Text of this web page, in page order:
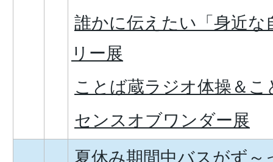
誰かに伝えたい「身近
リー展
ことば蔵ラジオ体操＆こ
センスオブワンダー展
夏休み期間中バスがず～